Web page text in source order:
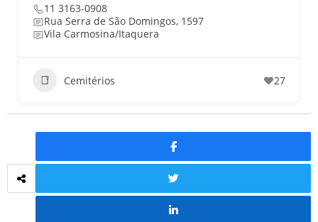
11 3163-0908
Rua Serra de São Domingos, 1597
Vila Carmosina/Itaquera
Cemitérios 27